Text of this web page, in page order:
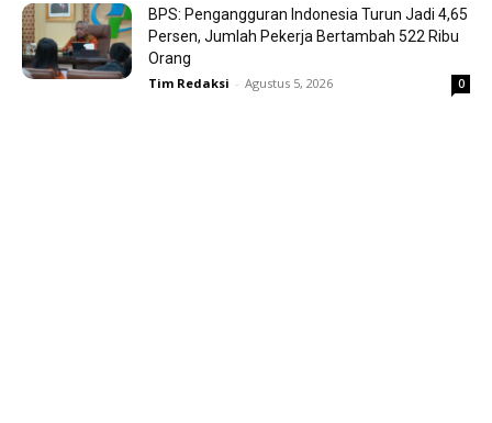
BPS: Pengangguran Indonesia Turun Jadi 4,65
Persen, Jumlah Pekerja Bertambah 522 Ribu
Orang
Tim Redaksi - Agustus 5, 2026 0